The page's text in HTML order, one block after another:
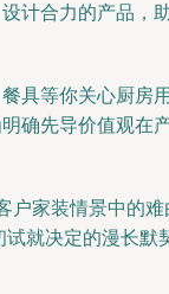
计合力的产品，
具等你关心厨房
确先导价值观在
户家装情景中的
就决定的漫长默